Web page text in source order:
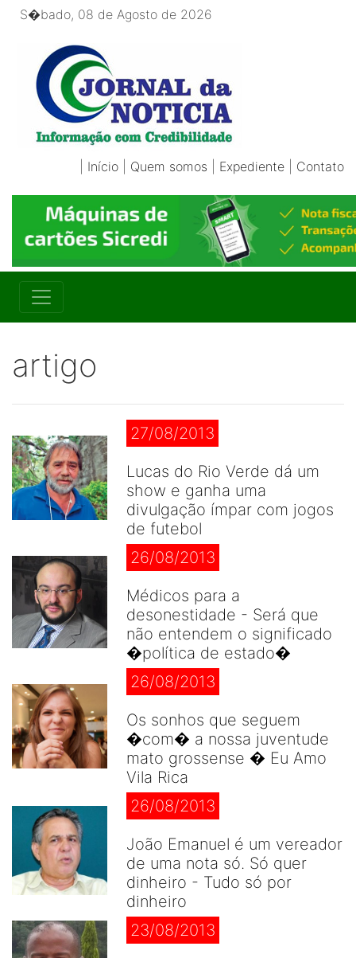
S�bado, 08 de Agosto de 2026
Início Quem somos Expediente Contato
artigo
27/08/2013
Lucas do Rio Verde dá um
show e ganha uma
divulgação ímpar com jogos
de futebol
26/08/2013
Médicos para a
desonestidade - Será que
não entendem o significado
�política de estado�
26/08/2013
Os sonhos que seguem
�com� a nossa juventude
mato grossense � Eu Amo
Vila Rica
26/08/2013
João Emanuel é um vereador
de uma nota só. Só quer
dinheiro - Tudo só por
dinheiro
23/08/2013